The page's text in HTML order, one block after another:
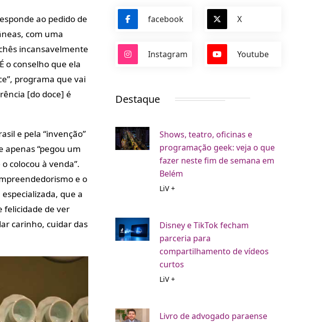
ao pedido de
com uma
incansavelmente
o conselho que ela
programa que vai
[do doce] é
e pela “invenção”
apenas “pegou um
colocou à venda”.
e o
que a
felicidade de ver
carinho, cuidar das
facebook X
Instagram Youtube
Destaque
Shows, teatro, oficinas e
programação geek: veja o que
fazer neste fim de semana em
Belém
LiV +
Disney e TikTok fecham
parceria para
compartilhamento de vídeos
curtos
LiV +
Livro de advogado paraense